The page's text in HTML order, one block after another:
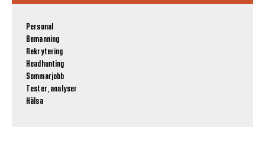
Personal
Bemanning
Rekrytering
Headhunting
Sommarjobb
Tester, analyser
Hälsa